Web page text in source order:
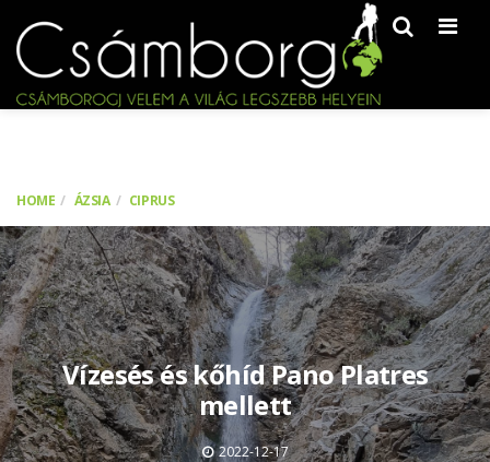
HOME ÁZSIA CIPRUS
Vízesés és kőhíd Pano Platres
mellett
2022-12-17